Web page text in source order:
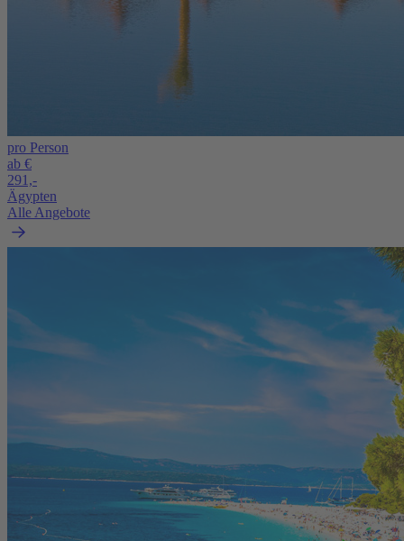
pro Person
ab €
291,-
Ägypten
Alle Angebote